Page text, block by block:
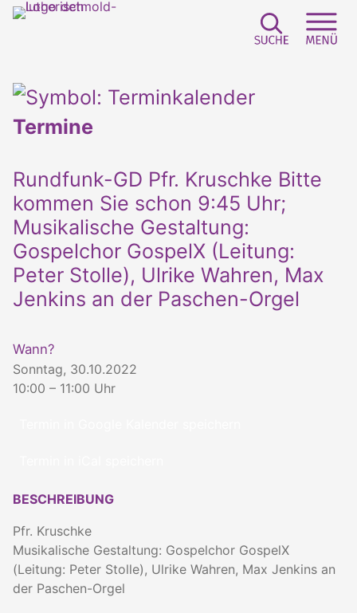
Termine
Rundfunk-GD Pfr. Kruschke Bitte
kommen Sie schon 9:45 Uhr;
Musikalische Gestaltung:
Gospelchor GospelX (Leitung:
Peter Stolle), Ulrike Wahren, Max
Jenkins an der Paschen-Orgel
Wann?
Sonntag, 30.10.2022
10:00 – 11:00 Uhr
BESCHREIBUNG
Pfr. Kruschke
Musikalische Gestaltung: Gospelchor GospelX
(Leitung: Peter Stolle), Ulrike Wahren, Max Jenkins an
der Paschen-Orgel